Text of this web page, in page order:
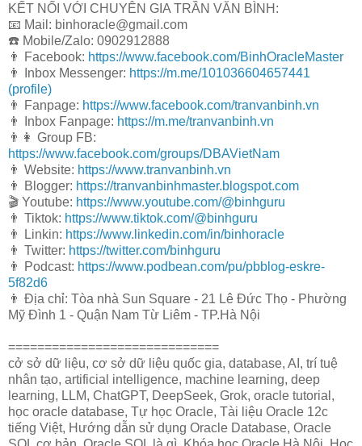
KẾT NỐI VỚI CHUYÊN GIA TRẦN VĂN BÌNH:
📧 Mail: binhoracle@gmail.com
☎️ Mobile/Zalo: 0902912888
👨 Facebook: https://www.facebook.com/BinhOracleMaster
👨 Inbox Messenger: https://m.me/101036604657441
(profile)
👨 Fanpage: https://www.facebook.com/tranvanbinh.vn
👨 Inbox Fanpage: https://m.me/tranvanbinh.vn
👨👩 Group FB:
https://www.facebook.com/groups/DBAVietNam
👨 Website: https://www.tranvanbinh.vn
👨 Blogger: https://tranvanbinhmaster.blogspot.com
🎬 Youtube: https://www.youtube.com/@binhguru
👨 Tiktok: https://www.tiktok.com/@binhguru
👨 Linkin: https://www.linkedin.com/in/binhoracle
👨 Twitter: https://twitter.com/binhguru
👨 Podcast: https://www.podbean.com/pu/pbblog-eskre-
5f82d6
👨 Địa chỉ: Tòa nhà Sun Square - 21 Lê Đức Thọ - Phường
Mỹ Đình 1 - Quận Nam Từ Liêm - TP.Hà Nội
=============================
cở sở dữ liệu, cơ sở dữ liệu quốc gia, database, AI, trí tuệ
nhân tạo, artificial intelligence, machine learning, deep
learning, LLM, ChatGPT, DeepSeek, Grok, oracle tutorial,
học oracle database, Tự học Oracle, Tài liệu Oracle 12c
tiếng Việt, Hướng dẫn sử dụng Oracle Database, Oracle